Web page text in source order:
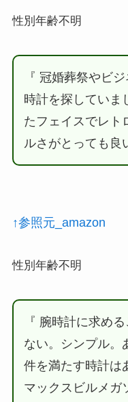
性別年齢不明
『 冠婚葬祭やビ
時計を探していま
たフェイスでレト
ルさがとっても良
↑参照元_amazon
性別年齢不明
『 腕時計に求め
ない。シンプル。
件を満たす時計は
マックスビルメガ